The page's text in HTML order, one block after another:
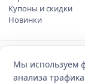
Купоны и скидки
Новинки
Мы используем
анализа